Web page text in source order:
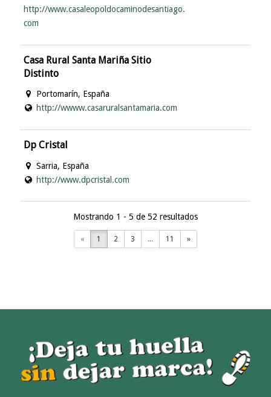
http://www.casaleopoldocaminodesantiago.
com
Casa Rural Santa Mariña Sitio
Distinto
Portomarín, España
http://wwww.casaruralsantamaria.com
Dp Cristal
Sarria, España
http://www.dpcristal.com
Mostrando 1 - 5 de 52 resultados
« 1 2 3 ... 11 »